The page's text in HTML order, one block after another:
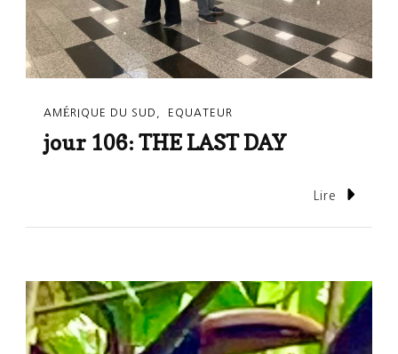
AMÉRIQUE DU SUD EQUATEUR
jour 106: THE LAST DAY
Lire